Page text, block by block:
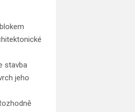
stavba
jeho